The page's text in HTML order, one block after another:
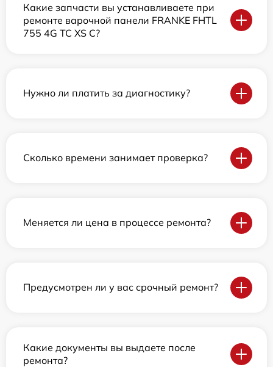
Какие запчасти вы устанавливаете при
ремонте варочной панели FRANKE FHTL
755 4G TC XS C?
Нужно ли платить за диагностику?
Сколько времени занимает проверка?
Меняется ли цена в процессе ремонта?
Предусмотрен ли у вас срочный ремонт?
Какие документы вы выдаете после
ремонта?